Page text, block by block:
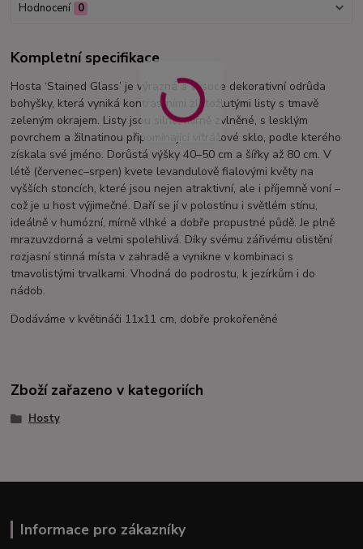
Hodnocení 0
Kompletní specifikace
Hosta ‘Stained Glass’ je výrazná a vysoce dekorativní odrůda
bohyšky, která vyniká kontrastními zlatožlutými listy s tmavě
zeleným okrajem. Listy jsou silné, mírně zvlněné, s lesklým
povrchem a žilnatinou připomínající vitrážové sklo, podle kterého
získala své jméno. Dorůstá výšky 40–50 cm a šířky až 80 cm. V
létě (červenec–srpen) kvete levandulově fialovými květy na
vyšších stoncích, které jsou nejen atraktivní, ale i příjemně voní –
což je u host výjimečné. Daří se jí v polostínu i světlém stínu,
ideálně v humózní, mírně vlhké a dobře propustné půdě. Je plně
mrazuvzdorná a velmi spolehlivá. Díky svému zářivému olistění
rozjasní stinná místa v zahradě a vynikne v kombinaci s
tmavolistými trvalkami. Vhodná do podrostu, k jezírkům i do
nádob.
Dodáváme v květináči 11x11 cm, dobře prokořeněné
Zboží zařazeno v kategoriích
Hosty
Informace pro zákazníky